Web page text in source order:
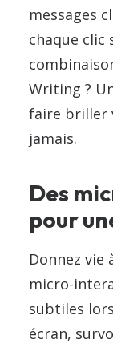
messages
chaque clic
Writing ?
faire briller
jamais.
Des
pour
Donnez
micro-
subtiles
écran,